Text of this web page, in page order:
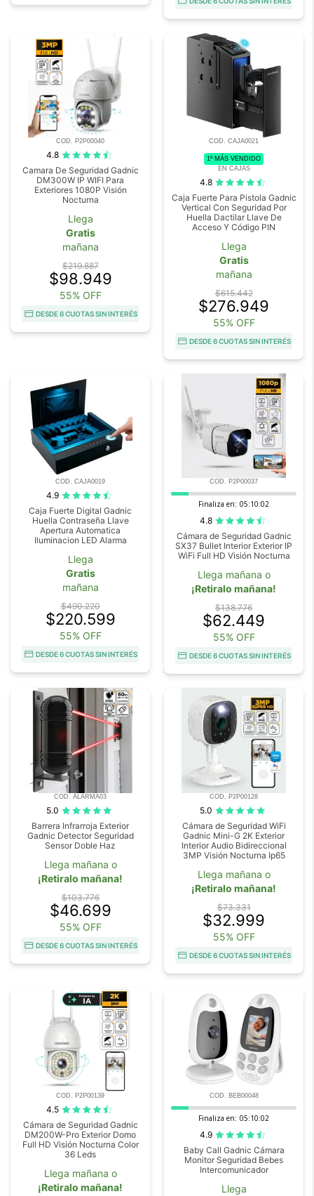
COD. P2P00040
4.8
Camara De Seguridad Gadnic
DM300W IP WIFI Para
Exteriores 1080P Visión
Nocturna
Llega
Gratis
mañana
$219.887
$98.949
55% OFF
DESDE 6 CUOTAS SIN INTERÉS
COD. CAJA0021
1º MÁS VENDIDO
EN CAJAS
4.8
Caja Fuerte Para Pistola Gadnic
Vertical Con Seguridad Por
Huella Dactilar Llave De
Acceso Y Código PIN
Llega
Gratis
mañana
$615.442
$276.949
55% OFF
DESDE 6 CUOTAS SIN INTERÉS
COD. CAJA0019
4.9
Caja Fuerte Digital Gadnic
Huella Contraseña Llave
Apertura Automatica
Iluminacion LED Alarma
Llega
Gratis
mañana
$490.220
$220.599
55% OFF
DESDE 6 CUOTAS SIN INTERÉS
COD. P2P00037
Finaliza en: 05:10:00
4.8
Cámara de Seguridad Gadnic
SX37 Bullet Interior Exterior IP
WiFi Full HD Visión Nocturna
Llega mañana o
¡Retiralo mañana!
$138.776
$62.449
55% OFF
DESDE 6 CUOTAS SIN INTERÉS
COD. ALARMA03
5.0
Barrera Infrarroja Exterior
Gadnic Detector Seguridad
Sensor Doble Haz
Llega mañana o
¡Retiralo mañana!
$103.776
$46.699
55% OFF
DESDE 6 CUOTAS SIN INTERÉS
COD. P2P00128
5.0
Cámara de Seguridad WiFi
Gadnic Mini-G 2K Exterior
Interior Audio Bidireccional
3MP Visión Nocturna Ip65
Llega mañana o
¡Retiralo mañana!
$73.331
$32.999
55% OFF
DESDE 6 CUOTAS SIN INTERÉS
COD. P2P00139
4.5
Cámara de Seguridad Gadnic
DM200W-Pro Exterior Domo
Full HD Visión Nocturna Color
36 Leds
Llega mañana o
¡Retiralo mañana!
COD. BEB00048
Finaliza en: 05:10:00
4.9
Baby Call Gadnic Cámara
Monitor Seguridad Bebes
Intercomunicador
Llega